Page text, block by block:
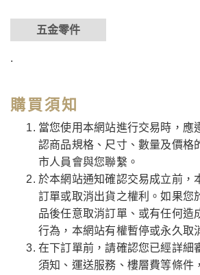
五金零件
.
購買須知
當您使用本網站進行交易時，應
認商品規格、尺寸、數量及價格
市人員會與您聯繫。
於本網站通知確認交易成立前，
訂單或取消出貨之權利。如果您
品後任意取消訂單、或有任何造
行為，本網站有權暫停或永久取
在下訂單前，請確認您已經詳細
須知、運送服務、樓層費等條件